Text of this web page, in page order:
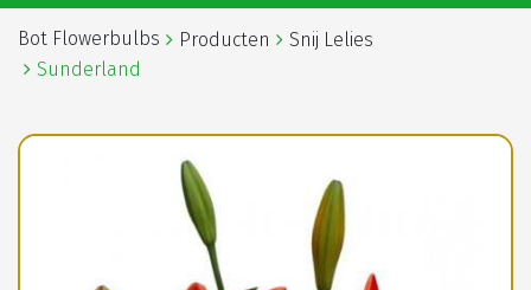
Bot Flowerbulbs Producten
Snij Lelies
Sunderland